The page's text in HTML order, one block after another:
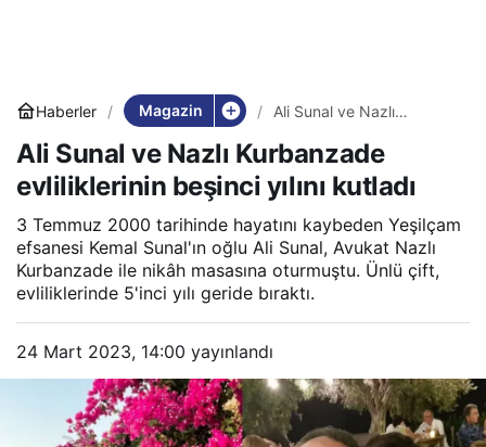
Haberler Magazin
Ali Sunal ve Nazlı
beşinci yılını kutladı
Ali Sunal ve Nazlı Kurbanzade
evliliklerinin beşinci yılını kutladı
3 Temmuz 2000 tarihinde hayatını kaybeden Yeşilçam
efsanesi Kemal Sunal'ın oğlu Ali Sunal, Avukat Nazlı
Kurbanzade ile nikâh masasına oturmuştu. Ünlü çift,
evliliklerinde 5'inci yılı geride bıraktı.
24 Mart 2023, 14:00 yayınlandı